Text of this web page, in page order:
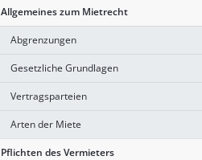
Allgemeines zum Mietrecht
Abgrenzungen
Gesetzliche Grundlagen
Vertragsparteien
Arten der Miete
Pflichten des Vermieters